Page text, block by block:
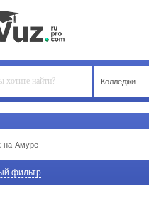
Колледжи
на-Амуре
фильтр